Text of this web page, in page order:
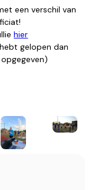
een verschil van
hier
gelopen dan